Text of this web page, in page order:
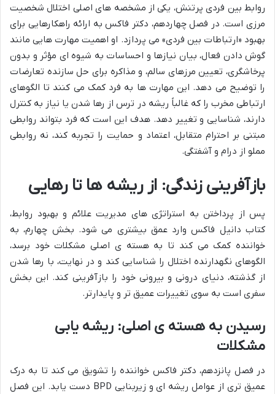
روابط بین فردی پرتنش، یکی از مشخصه های اصلی اختلال شخصیت
مرزی است. در فصل چهاردهم، دکتر فاکس به ارائه راهکارهایی برای
بهبود «ارتباطات بین فردی» می پردازد. او اهمیت مهارت هایی مانند
گوش دادن فعال، بیان نیازها و احساسات به شیوه ای مؤثر و بدون
پرخاشگری، تعیین مرزهای سالم، و مذاکره برای حل سازنده تعارضات
را توضیح می دهد. این مهارت ها به فرد کمک می کنند تا الگوهای
ارتباطی مخرب را که غالباً ریشه در ترس از رها شدن یا نیاز به کنترل
دارند، شناسایی و تغییر دهد. هدف این است که فرد بتواند روابطی
مبتنی بر احترام متقابل، اعتماد و حمایت را تجربه کند، نه روابطی
مملو از درام و آشفتگی.
بازآفرینی زندگی: از ریشه ها تا رهایی
پس از پرداختن به استراتژی های مدیریت علائم و بهبود روابط،
کتاب دانیل فاکس وارد عمق بیشتری می شود. بخش چهارم، به
خواننده کمک می کند تا به هسته ی اصلی مشکلات خود برسد،
الگوهای نگهدارنده اختلال را شناسایی کند و در نهایت، با رها شدن
از گذشته، دنیای درونی و بیرونی خود را بازآفرینی کند. این بخش
سفری است به سوی تغییرات عمیق تر و پایدارتر.
رسیدن به هسته ی اصلی: ریشه یابی
مشکلات
در فصل پانزدهم، دکتر فاکس خواننده را تشویق می کند تا به درک
عمیق تری از عوامل ریشه ای و زیربنایی BPD دست یابد. این فصل